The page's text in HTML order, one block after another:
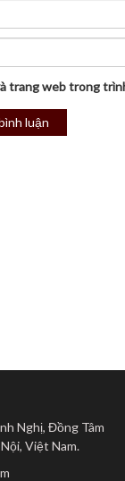
trang web trong
Nghị, Đồng Tâm
Việt Nam.